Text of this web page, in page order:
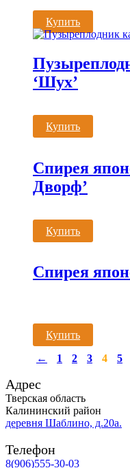
Купить
‘Шух’
Купить
Спирея
Дворф’
Купить
Спирея
Купить
←
1 2 3 4 5
Адрес
Тверская область
Калининский район
деревня Шаблино, д.20а.
Телефон
8(906)555-30-03